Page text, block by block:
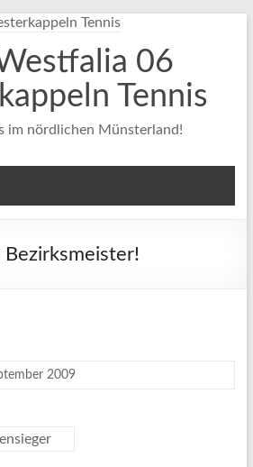
06
Tennis
im nördlichen Münsterland!
2009